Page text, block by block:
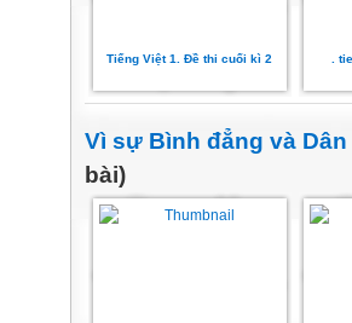
Tiếng Việt 1. Đề thi cuối kì 2 .
Vì sự Bình đẳng và
bài)